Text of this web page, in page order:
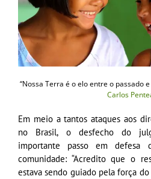
“Nossa Terra é o elo entre o passado
Carlos
Em meio a tantos ataques aos
no Brasil, o desfecho do
importante passo em defesa
comunidade: “Acredito que o
estava sendo guiado pela força